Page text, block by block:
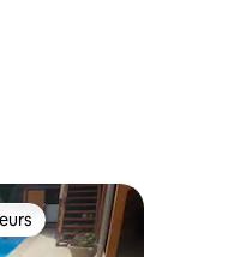
commentaires : 5 sur 5
les plus appréciés